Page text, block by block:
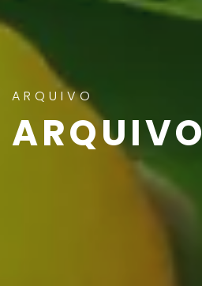
ARQUIVO
ARQUIVO